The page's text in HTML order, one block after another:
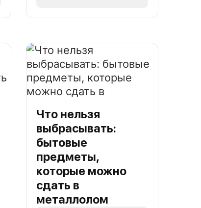
Что нельзя
выбрасывать:
бытовые
предметы,
которые можно
сдать в
металлолом